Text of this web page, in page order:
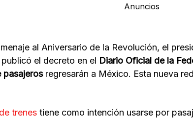
Anuncios
al Aniversario de la Revolución, el
el decreto en el Diario Oficial de la
pasajeros regresarán a México. Esta nueva
trenes tiene como intención usarse por